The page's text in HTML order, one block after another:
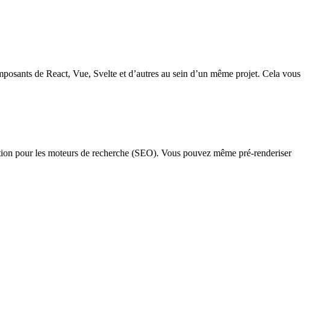
de React, Vue, Svelte et d’autres au sein d’un même projet. Cela vous
pour les moteurs de recherche (SEO). Vous pouvez même pré-renderiser